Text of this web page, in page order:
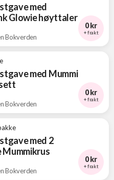
med
Glowie høyttaler
Bokverden
0 kr
+ frakt
med Mummi
Bokverden
0 kr
+ frakt
med 2
Bokverden
0 kr
+ frakt